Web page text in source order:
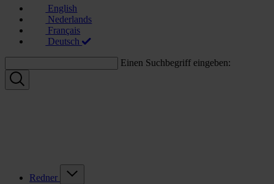
English
Nederlands
Français
Deutsch
Einen Suchbegriff eingeben:
Redner